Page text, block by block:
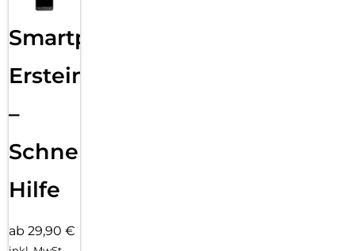
Smartphone
Ersteinrichtung
–
Schnelle
Hilfe
ab 29,90 €